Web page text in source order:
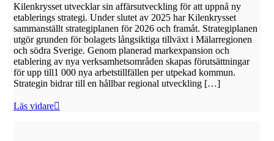
Kilenkrysset utvecklar sin affärsutveckling för att uppnå ny
etablerings strategi. Under slutet av 2025 har Kilenkrysset
sammanställt strategiplanen för 2026 och framåt. Strategiplanen
utgör grunden för bolagets långsiktiga tillväxt i Mälarregionen
och södra Sverige. Genom planerad markexpansion och
etablering av nya verksamhetsområden skapas förutsättningar
för upp till1 000 nya arbetstillfällen per utpekad kommun.
Strategin bidrar till en hållbar regional utveckling […]
Läs vidare